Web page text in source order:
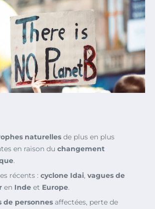
naturelles de plus en plus
en raison du changement
.
récents : cyclone Idai, vagues de
en Inde et Europe.
de personnes affectées, perte de